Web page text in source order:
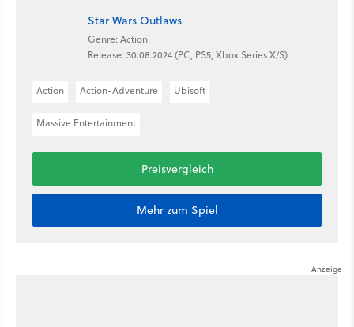
Star Wars Outlaws
Genre: Action
Release: 30.08.2024 (PC, PS5, Xbox Series X/S)
Action Action-Adventure Ubisoft
Massive Entertainment
Preisvergleich
Mehr zum Spiel